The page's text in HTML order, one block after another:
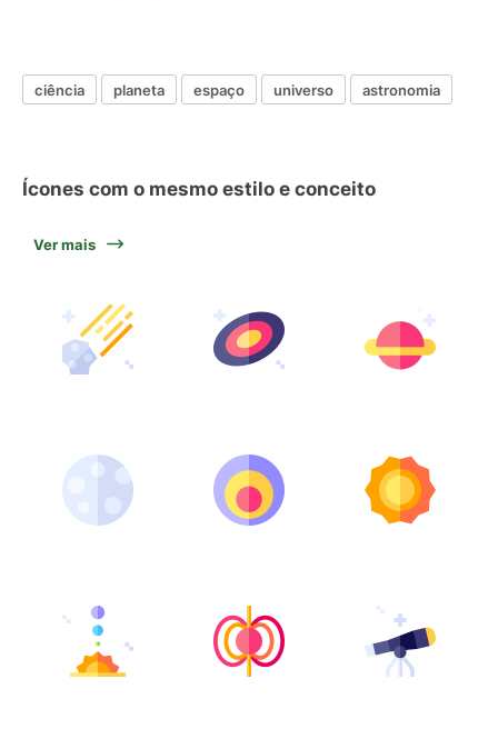
ciência planeta espaço universo astronomia
Ícones com o mesmo estilo e conceito
Ver mais